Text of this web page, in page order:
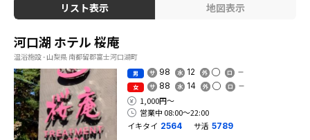
リスト表示 地図表示
河口湖 ホテル 桜庵
温浴施設 - 山梨県 南都留郡富士河口湖町
男 98 12
女 88 14
1,000円〜
営業中 08:00〜22:00
イキタイ 2564 サ活 5789